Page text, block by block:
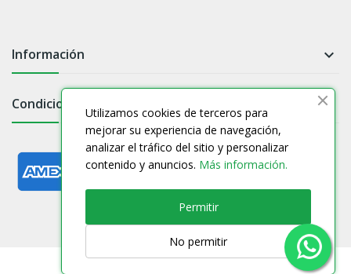
Información 
Condiciones 
Utilizamos cookies de terceros para
mejorar su experiencia de navegación,
analizar el tráfico del sitio y personalizar
contenido y anuncios. Más información.
Permitir
No permitir